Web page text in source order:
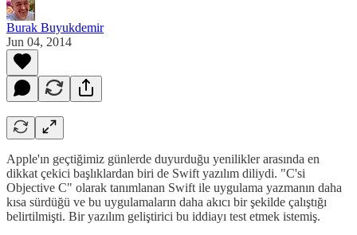
Burak Buyukdemir
Jun 04, 2014
Apple'ın geçtiğimiz günlerde duyurduğu yenilikler arasında en
dikkat çekici başlıklardan biri de Swift yazılım diliydi. "C'si
Objective C" olarak tanımlanan Swift ile uygulama yazmanın daha
kısa sürdüğü ve bu uygulamaların daha akıcı bir şekilde çalıştığı
belirtilmişti. Bir yazılım geliştirici bu iddiayı test etmek istemiş.